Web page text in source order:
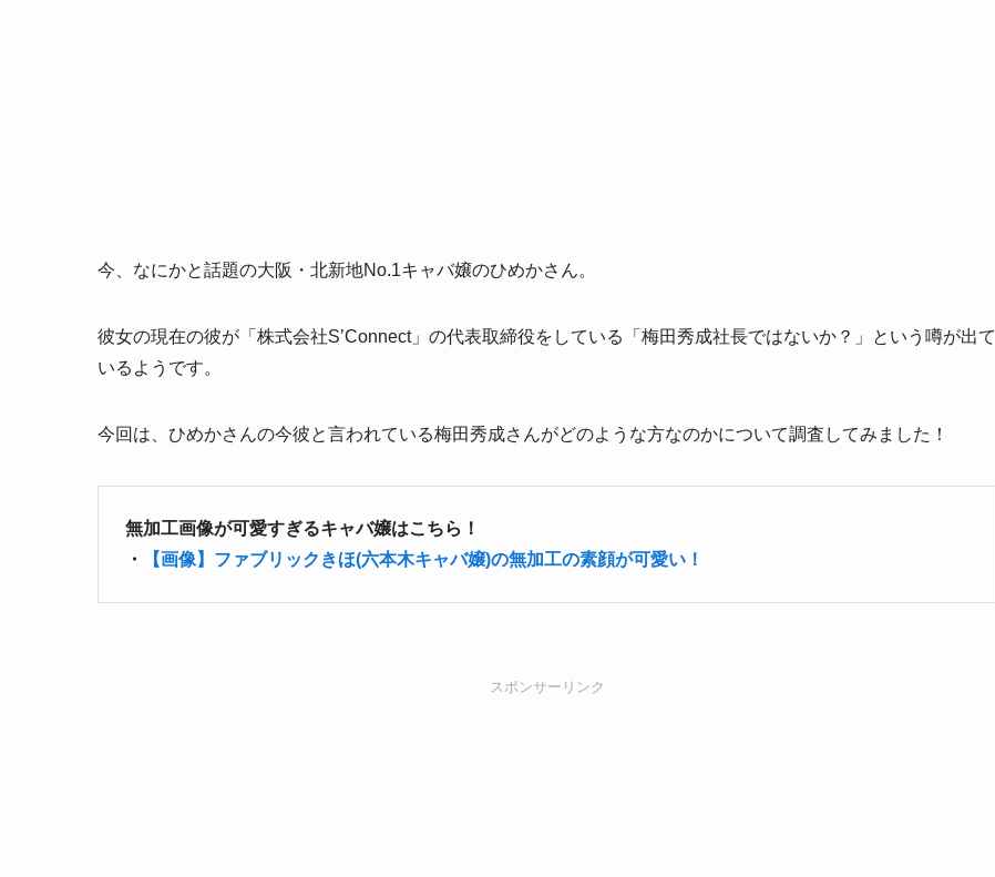
今、なにかと話題の大阪・北新地No.1キャバ嬢のひめかさん。
彼女の現在の彼が「株式会社S’Connect」の代表取締役をしている「梅田秀成社長ではないか？」という噂が出て
いるようです。
今回は、ひめかさんの今彼と言われている梅田秀成さんがどのような方なのかについて調査してみました！
無加工画像が可愛すぎるキャバ嬢はこちら！
・
【画像】ファブリックきほ(六本木キャバ嬢)の無加工の素顔が可愛い！
スポンサーリンク